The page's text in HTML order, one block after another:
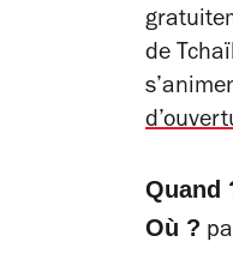
de
Quand
Où ?